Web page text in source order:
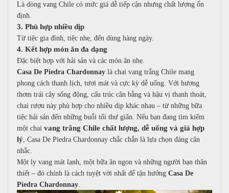
Là dòng vang Chile có mức giá dễ tiếp cận nhưng chất lượng ổn
định.
3. Phù hợp nhiều dịp
Từ tiệc gia đình, tiệc nhẹ, đến dùng hàng ngày.
4. Kết hợp món ăn đa dạng
Đặc biệt hợp với hải sản và các món ăn nhẹ.
Casa De Piedra Chardonnay là chai vang trắng Chile mang
phong cách thanh lịch, tươi mát và cực kỳ dễ uống. Với hương
thơm trái cây sống động, cấu trúc cân bằng và hậu vị thanh thoát,
chai rượu này phù hợp cho nhiều dịp khác nhau – từ những bữa
tiệc hải sản đến những buổi tối thư giãn.Nếu bạn đang tìm kiếm
một chaivang trắng Chile chất lượng, dễ uống và giá hợp
lý, Casa De Piedra Chardonnay chắc chắn là lựa chọn đáng cân
nhắc.
Một ly vang mát lạnh, một bữa ăn ngon và những người bạn thân
thiết – đó chính là cách tuyệt vời nhất để tận hưởngCasa De
Piedra Chardonnay.